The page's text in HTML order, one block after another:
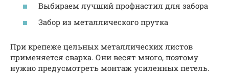
Выбираем лучший профнастил для забора
Забор из металлического прутка
При крепеже цельных металлических листов
применяется сварка. Они весят много, поэтому
нужно предусмотреть монтаж усиленных петель.